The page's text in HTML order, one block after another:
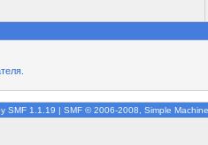
SMF 1.1.19 | SMF © 2006-2008, Simple